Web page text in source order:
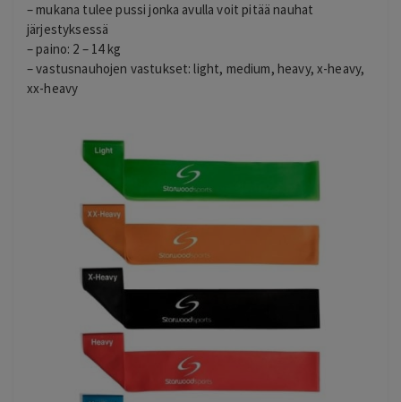
– mukana tulee pussi jonka avulla voit pitää nauhat
järjestyksessä
– paino: 2 – 14 kg
– vastusnauhojen vastukset: light, medium, heavy, x-heavy,
xx-heavy